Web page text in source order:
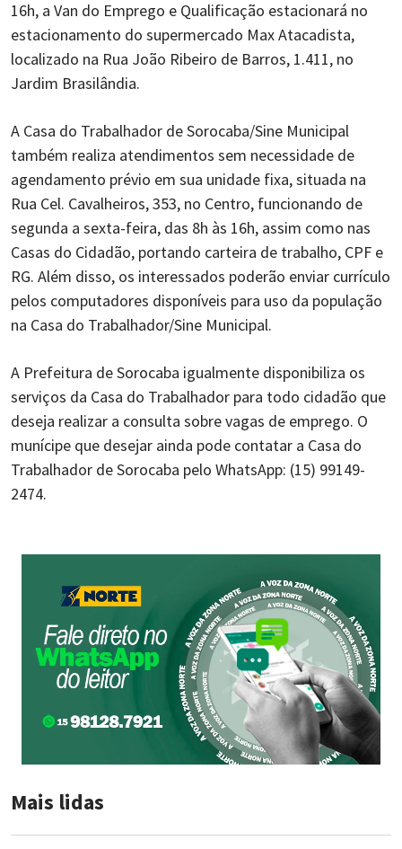
16h, a Van do Emprego e Qualificação estacionará no
estacionamento do supermercado Max Atacadista,
localizado na Rua João Ribeiro de Barros, 1.411, no
Jardim Brasilândia.
A Casa do Trabalhador de Sorocaba/Sine Municipal
também realiza atendimentos sem necessidade de
agendamento prévio em sua unidade fixa, situada na
Rua Cel. Cavalheiros, 353, no Centro, funcionando de
segunda a sexta-feira, das 8h às 16h, assim como nas
Casas do Cidadão, portando carteira de trabalho, CPF e
RG. Além disso, os interessados poderão enviar currículo
pelos computadores disponíveis para uso da população
na Casa do Trabalhador/Sine Municipal.
A Prefeitura de Sorocaba igualmente disponibiliza os
serviços da Casa do Trabalhador para todo cidadão que
deseja realizar a consulta sobre vagas de emprego. O
munícipe que desejar ainda pode contatar a Casa do
Trabalhador de Sorocaba pelo WhatsApp: (15) 99149-
2474.
Mais lidas